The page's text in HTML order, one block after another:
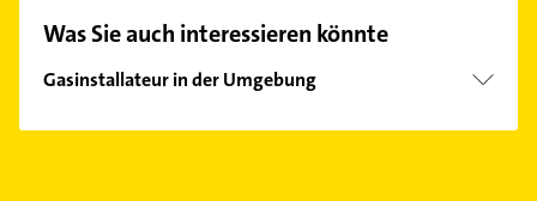
Hier finden Sie alleKontaktdaten
Was Sie auch interessieren könnte
Gasinstallateur in der Umgebung